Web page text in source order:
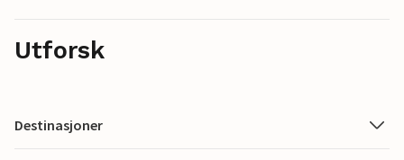
Utforsk
Destinasjoner